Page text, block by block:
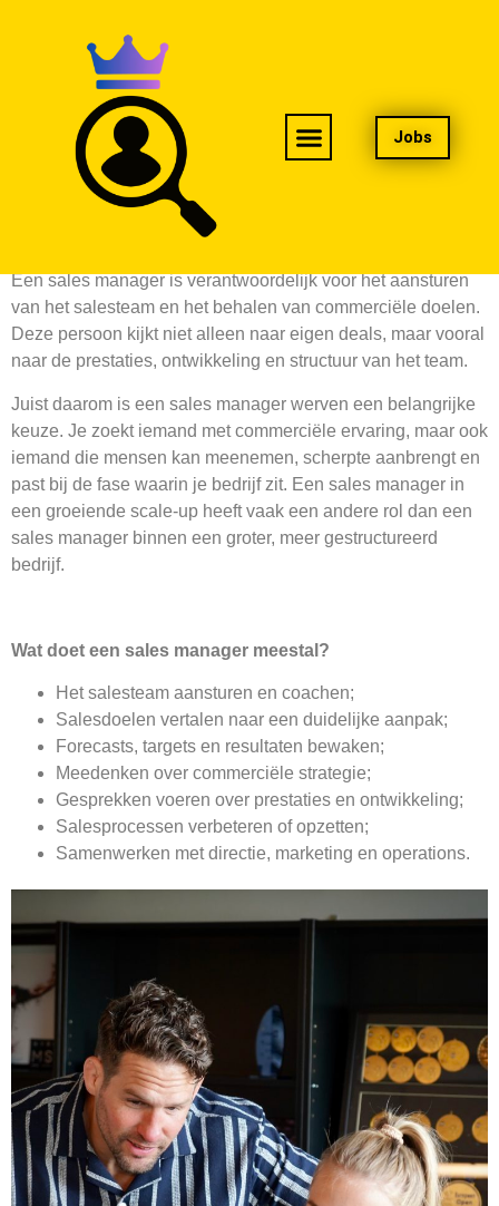
Jobs
Sales manager werven
Een sales manager is verantwoordelijk voor het aansturen
van het salesteam en het behalen van commerciële doelen.
Deze persoon kijkt niet alleen naar eigen deals, maar vooral
naar de prestaties, ontwikkeling en structuur van het team.
Juist daarom is een sales manager werven een belangrijke
keuze. Je zoekt iemand met commerciële ervaring, maar ook
iemand die mensen kan meenemen, scherpte aanbrengt en
past bij de fase waarin je bedrijf zit. Een sales manager in
een groeiende scale-up heeft vaak een andere rol dan een
sales manager binnen een groter, meer gestructureerd
bedrijf.
Wat doet een sales manager meestal?
Het salesteam aansturen en coachen;
Salesdoelen vertalen naar een duidelijke aanpak;
Forecasts, targets en resultaten bewaken;
Meedenken over commerciële strategie;
Gesprekken voeren over prestaties en ontwikkeling;
Salesprocessen verbeteren of opzetten;
Samenwerken met directie, marketing en operations.